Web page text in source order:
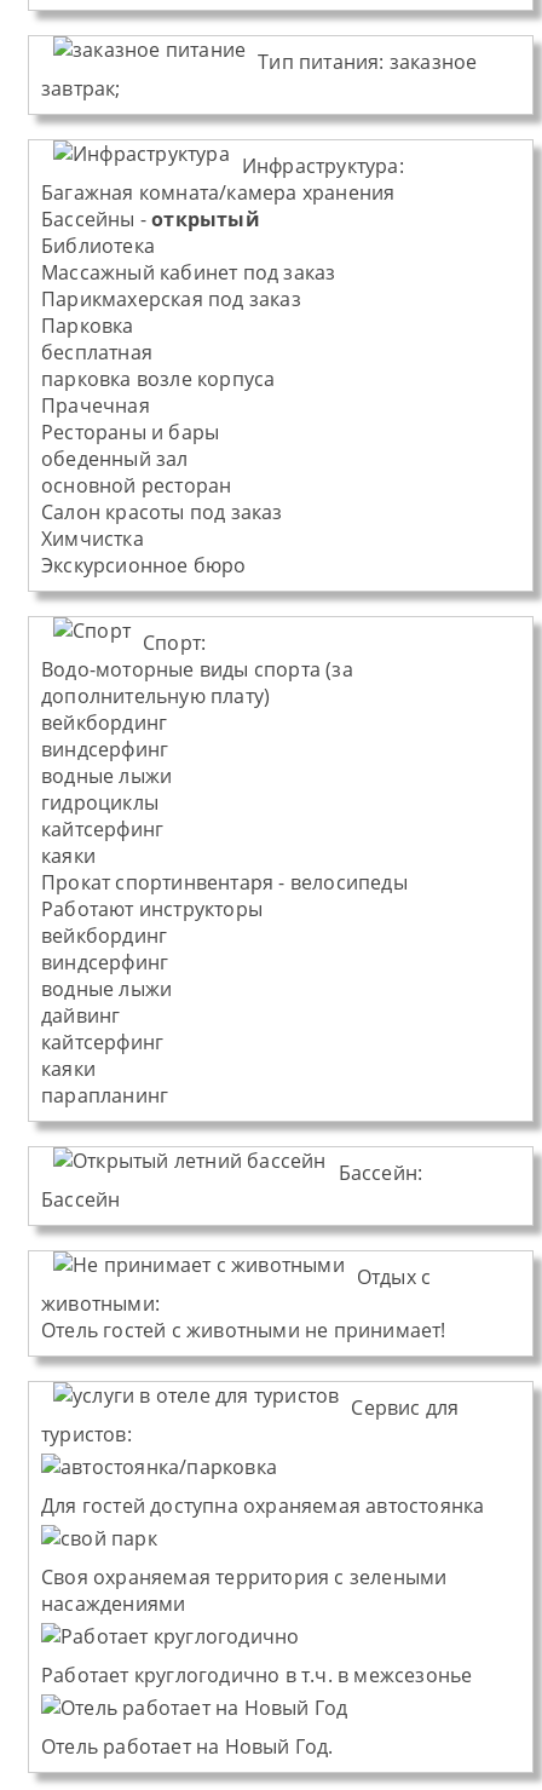
Тип питания: заказное
завтрак;
Инфраструктура:
Багажная комната/камера хранения
Бассейны -открытый
Библиотека
Массажный кабинет под заказ
Парикмахерская под заказ
Парковка
бесплатная
парковка возле корпуса
Прачечная
Рестораны и бары
обеденный зал
основной ресторан
Салон красоты под заказ
Химчистка
Экскурсионное бюро
Спорт:
Водо-моторные виды спорта (за
дополнительную плату)
вейкбординг
виндсерфинг
водные лыжи
гидроциклы
кайтсерфинг
каяки
Прокат спортинвентаря - велосипеды
Работают инструкторы
вейкбординг
виндсерфинг
водные лыжи
дайвинг
кайтсерфинг
каяки
парапланинг
Бассейн:
Бассейн
Отдых с
животными:
Отель гостей с животными не принимает!
Сервис для
туристов:
Для гостей доступна охраняемая автостоянка
Своя охраняемая территория с зелеными
насаждениями
Работает круглогодично в т.ч. в межсезонье
Отель работает на Новый Год.